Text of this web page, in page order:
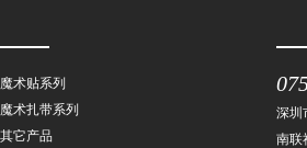
魔术贴系列
魔术扎带系列
其它产品
深圳
南联